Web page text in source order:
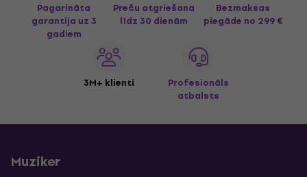
Pagarināta
garantija uz 3
gadiem
Preču atgriešana
līdz 30 dienām
Bezmaksas
piegāde no 299 €
3M+ klienti
Profesionāls
atbalsts
Muziker